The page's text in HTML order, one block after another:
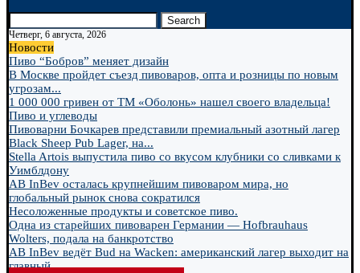
Search
Четверг, 6 августа, 2026
Новости
Пиво “Бобров” меняет дизайн
В Москве пройдет съезд пивоваров, опта и розницы по новым
угрозам...
1 000 000 гривен от ТМ «Оболонь» нашел своего владельца!
Пиво и углеводы
Пивоварни Бочкарев представили премиальный азотный лагер
Black Sheep Pub Lager, на...
Stella Artois выпустила пиво со вкусом клубники со сливками к
Уимблдону
AB InBev осталась крупнейшим пивоваром мира, но
глобальный рынок снова сократился
Несоложенные продукты и советское пиво.
Одна из старейших пивоварен Германии — Hofbrauhaus
Wolters, подала на банкротство
AB InBev ведёт Bud на Wacken: американский лагер выходит на
главный...